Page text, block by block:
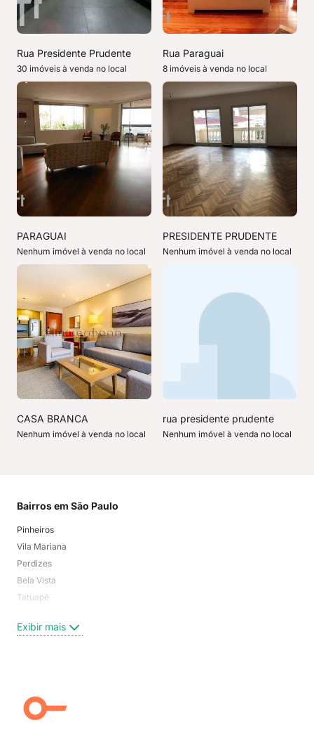
Rua Presidente Prudente
30 imóveis à venda no local
Rua Paraguai
8 imóveis à venda no local
PARAGUAI
Nenhum imóvel à venda no local
PRESIDENTE PRUDENTE
Nenhum imóvel à venda no local
CASA BRANCA
Nenhum imóvel à venda no local
rua presidente prudente
Nenhum imóvel à venda no local
Bairros em São Paulo
Pinheiros
Vila Mariana
Perdizes
Bela Vista
Tatuapé
Centro
Campo Belo
Ipiranga
Exibir mais